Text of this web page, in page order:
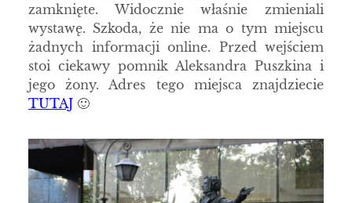
zamknięte. Widocznie właśnie zmieniali
wystawę. Szkoda, że nie ma o tym miejscu
żadnych informacji online. Przed wejściem
stoi ciekawy pomnik Aleksandra Puszkina i
jego żony. Adres tego miejsca znajdziecie
TUTAJ 🙂